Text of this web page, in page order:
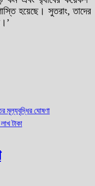
হয়েছে। সুতরাং, তাদের
মূল্যবৃদ্ধির ঘোষণা
টাকা